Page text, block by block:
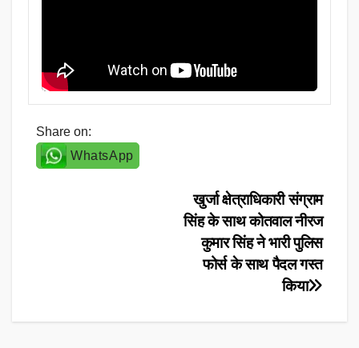
Share on:
WhatsApp
खुर्जा क्षेत्राधिकारी संग्राम
सिंह के साथ कोतवाल नीरज
कुमार सिंह ने भारी पुलिस
फोर्स के साथ पैदल गस्त
किया